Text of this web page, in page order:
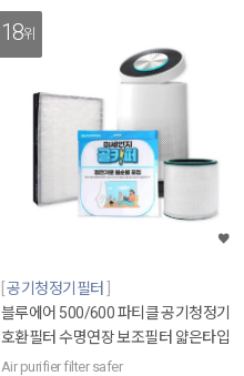
18위
공기청정기필터
블루에어 500/600 파티클 공기청정기
호환필터 수명연장 보조필터 얇은타입
Air purifier filter safer